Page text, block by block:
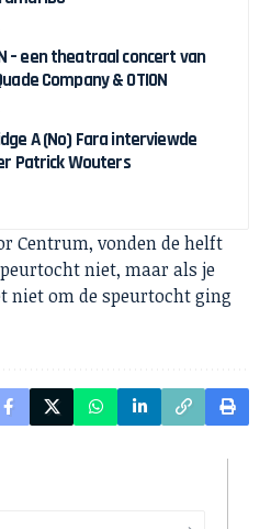
– een theatraal concert van
Company & OTION
A (No) Fara interviewde
Patrick Wouters
Centrum, vonden de helft
niet, maar als je
niet om de speurtocht ging